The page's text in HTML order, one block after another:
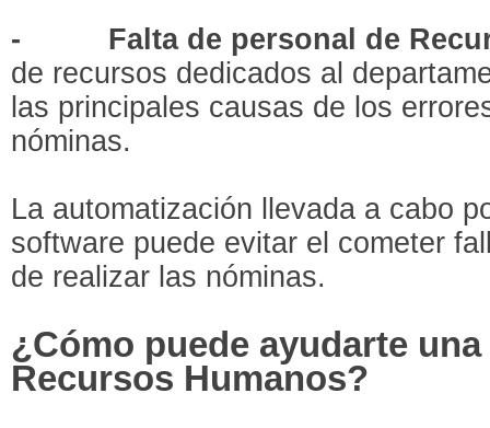
-
Falta de personal de
de recursos dedicados al
las principales causas de los
nóminas.
La automatización llevada a cabo
software puede evitar el cometer
de realizar las nóminas.
¿Cómo puede ayudarte
Recursos Humanos?